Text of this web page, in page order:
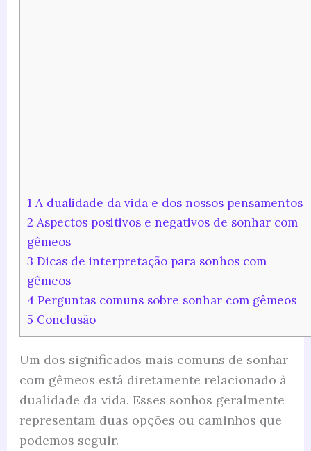
1A dualidade da vida e dos nossos pensamentos
2 Aspectos positivos e negativos de sonhar com
gêmeos
3 Dicas de interpretação para sonhos com
gêmeos
4 Perguntas comuns sobre sonhar com gêmeos
5 Conclusão
Um dos significados mais comuns de sonhar
com gêmeos está diretamente relacionado à
dualidade da vida. Esses sonhos geralmente
representam duas opções ou caminhos que
podemos seguir.